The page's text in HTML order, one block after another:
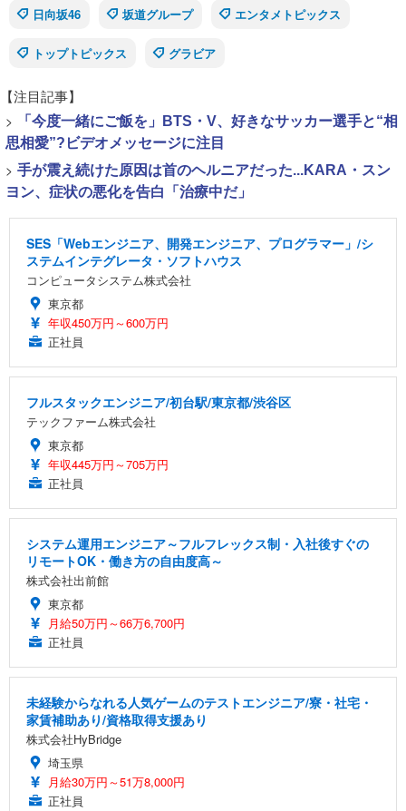
日向坂46 坂道グループ エンタメトピックス
トップトピックス グラビア
【注目記事】
>
「今度一緒にご飯を」BTS・V、好きなサッカー選手と“相
思相愛”?ビデオメッセージに注目
> 手が震え続けた原因は首のヘルニアだった...KARA・スン
ヨン、症状の悪化を告白「治療中だ」
SES「Webエンジニア、開発エンジニア、プログラマー」/シ
ステムインテグレータ・ソフトハウス
コンピュータシステム株式会社
東京都
年収450万円～600万円
正社員
フルスタックエンジニア/初台駅/東京都/渋谷区
テックファーム株式会社
東京都
年収445万円～705万円
正社員
システム運用エンジニア～フルフレックス制・入社後すぐの
リモートOK・働き方の自由度高～
株式会社出前館
東京都
月給50万円～66万6,700円
正社員
未経験からなれる人気ゲームのテストエンジニア/寮・社宅・
家賃補助あり/資格取得支援あり
株式会社HyBridge
埼玉県
月給30万円～51万8,000円
正社員